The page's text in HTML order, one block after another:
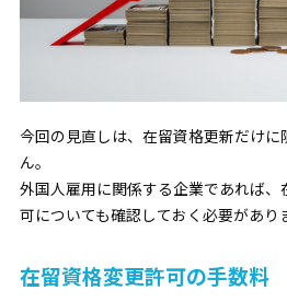
今回の見直しは、在留資格更新だけ
ん。
外国人雇用に関係する企業であれば
可についても確認しておく必要があり
在留資格変更許可の手数料